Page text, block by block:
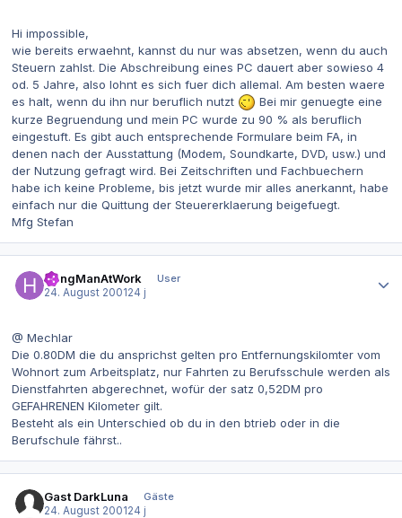
Hi impossible,
wie bereits erwaehnt, kannst du nur was absetzen, wenn du auch
Steuern zahlst. Die Abschreibung eines PC dauert aber sowieso 4
od. 5 Jahre, also lohnt es sich fuer dich allemal. Am besten waere
es halt, wenn du ihn nur beruflich nutzt
Bei mir genuegte eine
kurze Begruendung und mein PC wurde zu 90 % als beruflich
eingestuft. Es gibt auch entsprechende Formulare beim FA, in
denen nach der Ausstattung (Modem, Soundkarte, DVD, usw.) und
der Nutzung gefragt wird. Bei Zeitschriften und Fachbuechern
habe ich keine Probleme, bis jetzt wurde mir alles anerkannt, habe
einfach nur die Quittung der Steuererklaerung beigefuegt.
Mfg Stefan
HangManAtWork
User
24. August 2001 24 j
@ Mechlar
Die 0.80DM die du ansprichst gelten pro Entfernungskilomter vom
Wohnort zum Arbeitsplatz, nur Fahrten zu Berufsschule werden als
Dienstfahrten abgerechnet, wofür der satz 0,52DM pro
GEFAHRENEN Kilometer gilt.
Besteht als ein Unterschied ob du in den btrieb oder in die
Berufschule fährst..
Gast DarkLuna
Gäste
24. August 2001 24 j